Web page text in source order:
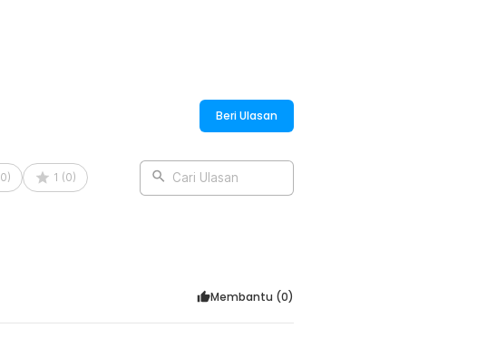
Beri Ulasan
0) 1 (0) Cari Ulasan
Membantu (0)